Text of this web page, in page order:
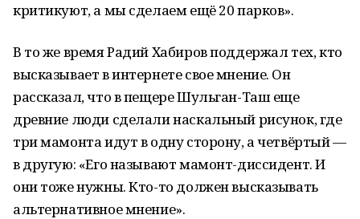
критикуют, а мы сделаем ещё 20 парков».
В то же время Радий Хабиров поддержал тех, кто
высказывает в интернете свое мнение. Он
рассказал, что в пещере Шульган-Таш еще
древние люди сделали наскальный рисунок, где
три мамонта идут в одну сторону, а четвёртый —
в другую: «Его называют мамонт-диссидент. И
они тоже нужны. Кто-то должен высказывать
альтернативное мнение».